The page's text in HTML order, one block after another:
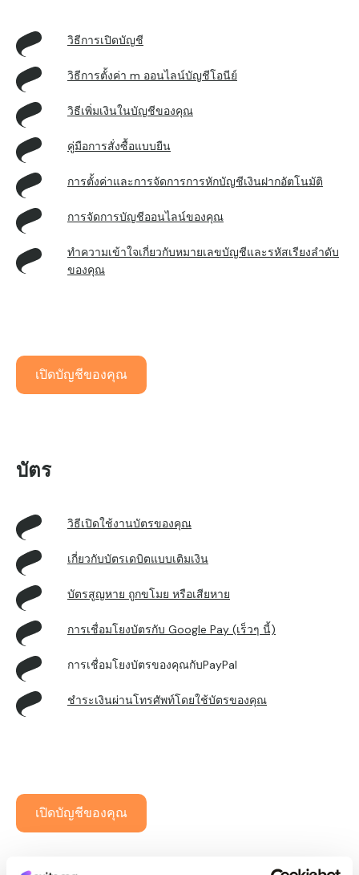
วิธีการเปิดบัญชี
วิธีการตั้งค่า m ออนไลน์บัญชีโอนีย์
วิธีเพิ่มเงินในบัญชีของคุณ
คู่มือการสั่งซื้อแบบยืน
การตั้งค่าและการจัดการการหักบัญชีเงินฝากอัตโนมัติ
การจัดการบัญชีออนไลน์ของคุณ
ทําความเข้าใจเกี่ยวกับหมายเลขบัญชีและรหัสเรียงลําดับ
ของคุณ
เปิดบัญชีของคุณ
บัตร
วิธีเปิดใช้งานบัตรของคุณ
เกี่ยวกับบัตรเดบิตแบบเติมเงิน
บัตรสูญหาย ถูกขโมย หรือเสียหาย
การเชื่อมโยงบัตรกับ Google Pay (เร็วๆ นี้)
การเชื่อมโยงบัตรของคุณกับPayPal
ชําระเงินผ่านโทรศัพท์โดยใช้บัตรของคุณ
เปิดบัญชีของคุณ